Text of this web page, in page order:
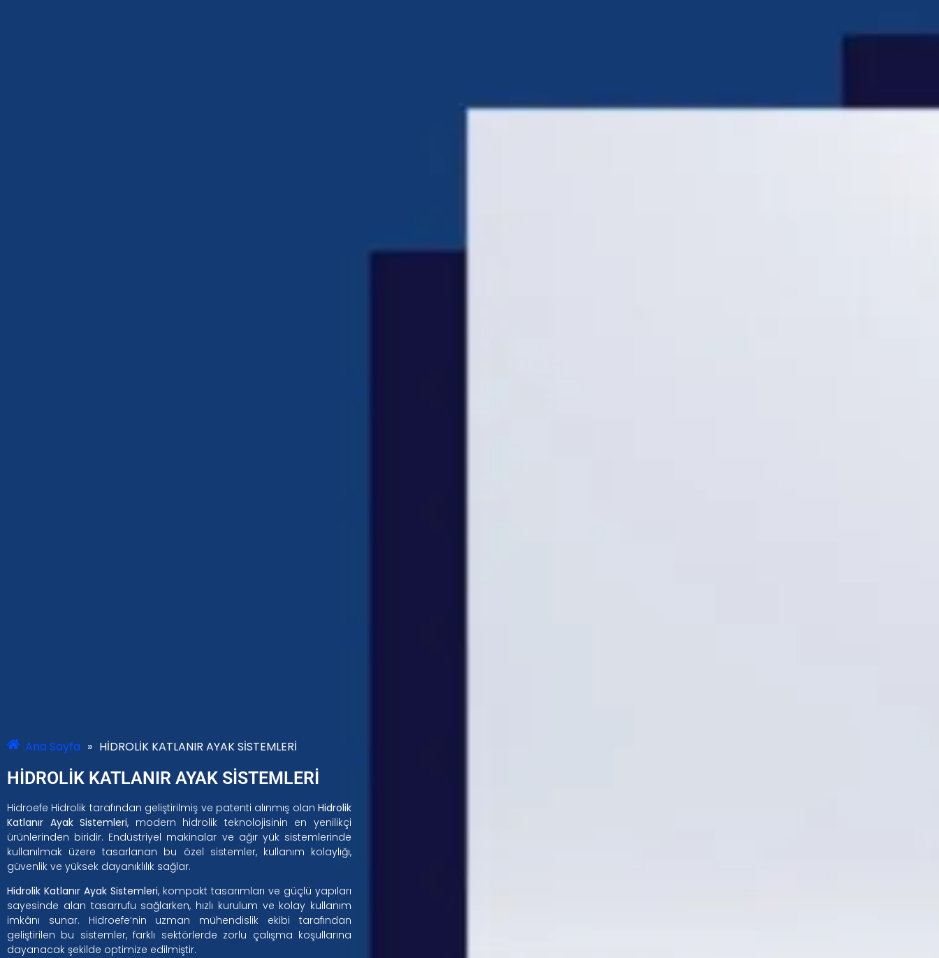
Ana Sayfa » HİDROLİK KATLANIR AYAK SİSTEMLERİ
HİDROLİK KATLANIR AYAK SİSTEMLERİ
Hidroefe Hidrolik tarafından geliştirilmiş ve patenti alınmış olan Hidrolik
Katlanır Ayak Sistemleri, modern hidrolik teknolojisinin en yenilikçi
ürünlerinden biridir. Endüstriyel makinalar ve ağır yük sistemlerinde
kullanılmak üzere tasarlanan bu özel sistemler, kullanım kolaylığı,
güvenlik ve yüksek dayanıklılık sağlar.
Hidrolik Katlanır Ayak Sistemleri, kompakt tasarımları ve güçlü yapıları
sayesinde alan tasarrufu sağlarken, hızlı kurulum ve kolay kullanım
imkânı sunar. Hidroefe’nin uzman mühendislik ekibi tarafından
geliştirilen bu sistemler, farklı sektörlerde zorlu çalışma koşullarına
dayanacak şekilde optimize edilmiştir.